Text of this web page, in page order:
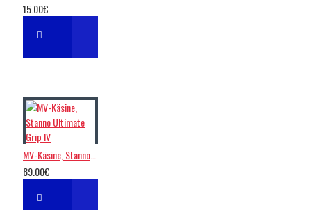
15.00€
89.00€